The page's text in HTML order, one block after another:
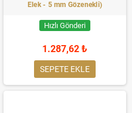
Elek - 5 mm Gözenekli)
Hızlı Gönderi
1.287,62 ₺
SEPETE EKLE